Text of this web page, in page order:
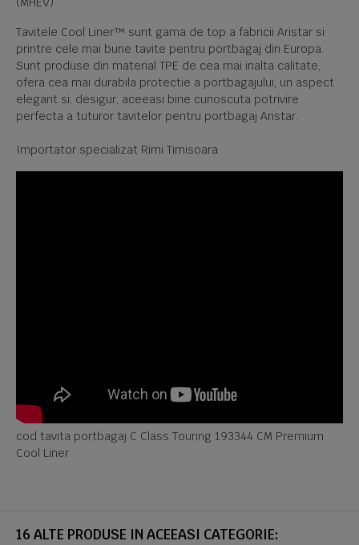
Tavitele Cool Liner™ sunt gama de top a fabricii Aristar si
printre cele mai bune tavite pentru portbagaj din Europa.
Sunt produse din material TPE de cea mai inalta calitate,
ofera cea mai durabila protectie a portbagajului, un aspect
elegant si, desigur, aceeasi bine cunoscuta potrivire
perfecta a tuturor tavitelor pentru portbagaj Aristar.
Importator specializat Rimi Timisoara
cod tavita portbagaj C Class Touring 193344 CM Premium
Cool Liner
16 ALTE PRODUSE IN ACEEASI CATEGORIE: